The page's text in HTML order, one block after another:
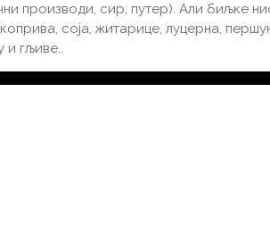
производи, сир, путер). Али биљке
соја, житарице, луцерна,
и гљиве..